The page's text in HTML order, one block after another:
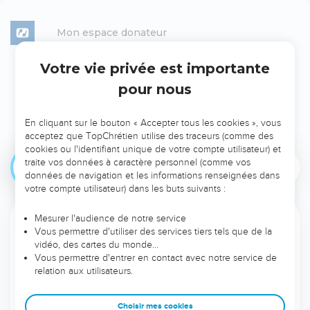
Mon espace donateur
Je veux ranimer l’espoir en
soutenant
David Nolent
Ponctuel Mensuel
Votre pays
Votre vie privée est importante
pour nous
En cliquant sur le bouton « Accepter tous les cookies », vous
acceptez que TopChrétien utilise des traceurs (comme des
cookies ou l'identifiant unique de votre compte utilisateur) et
traite vos données à caractère personnel (comme vos
données de navigation et les informations renseignées dans
votre compte utilisateur) dans les buts suivants :
Mesurer l'audience de notre service
Vous permettre d'utiliser des services tiers tels que de la
vidéo, des cartes du monde…
Vous permettre d'entrer en contact avec notre service de
relation aux utilisateurs.
Choisir mes cookies